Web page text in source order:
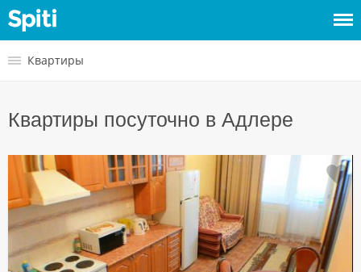
ВойтиКвартиры
Квартиры посуточно в Адлере